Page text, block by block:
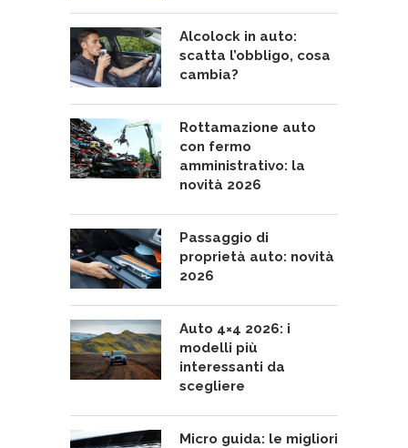
Alcolock in auto:
scatta l’obbligo, cosa
cambia?
Rottamazione auto
con fermo
amministrativo: la
novità 2026
Passaggio di
proprietà auto: novità
2026
Auto 4×4 2026: i
modelli più
interessanti da
scegliere
Micro guida: le migliori